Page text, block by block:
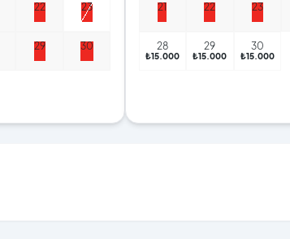
22 23
29 30
21 22 23
28
₺15.000
29
₺15.000
30
₺15.000